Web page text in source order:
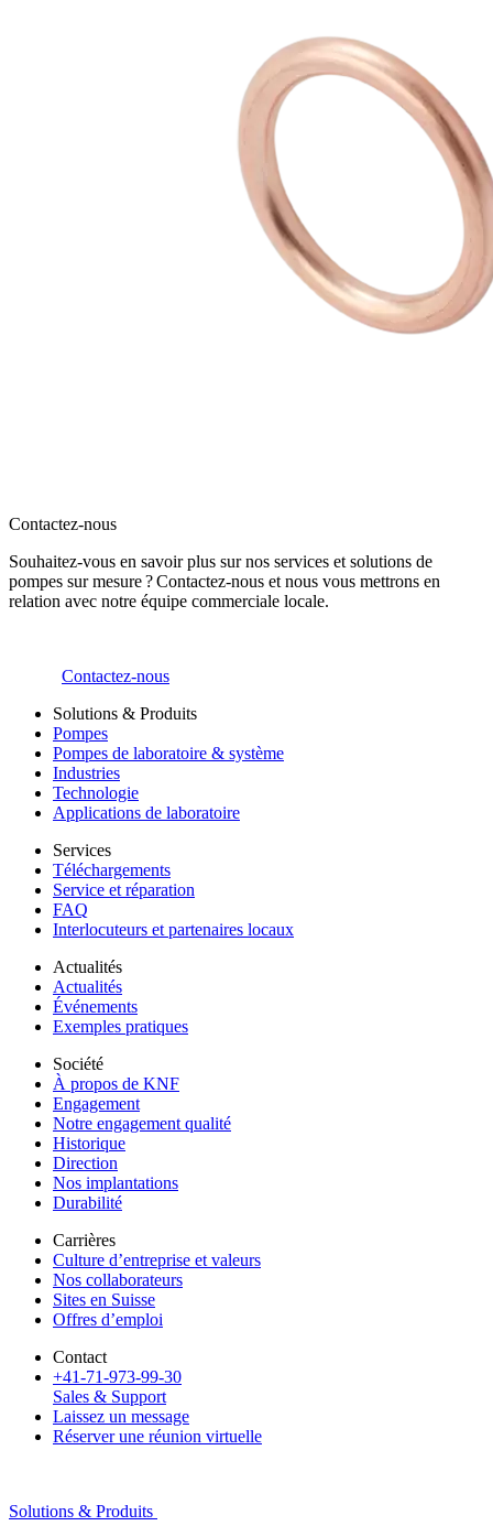
Contactez-nous
Souhaitez-vous en savoir plus sur nos services et solutions de
pompes sur mesure ? Contactez-nous et nous vous mettrons en
relation avec notre équipe commerciale locale.
Contactez-nous
Solutions & Produits
Pompes
Pompes de laboratoire & système
Industries
Technologie
Applications de laboratoire
Services
Téléchargements
Service et réparation
FAQ
Interlocuteurs et partenaires locaux
Actualités
Actualités
Événements
Exemples pratiques
Société
À propos de KNF
Engagement
Notre engagement qualité
Historique
Direction
Nos implantations
Durabilité
Carrières
Culture d’entreprise et valeurs
Nos collaborateurs
Sites en Suisse
Offres d’emploi
Contact
+41-71-973-99-30
Sales & Support
Laissez un message
Réserver une réunion virtuelle
Solutions & Produits